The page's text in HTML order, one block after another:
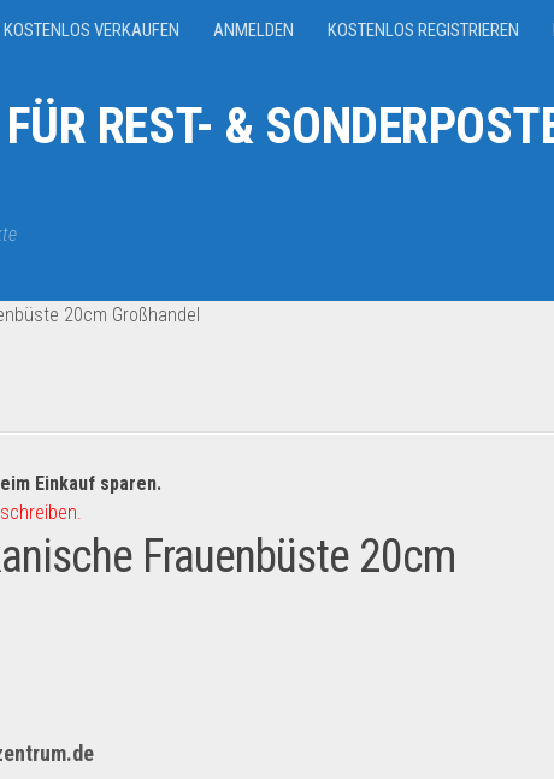
KOSTENLOS VERKAUFEN ANMELDEN KOSTENLOS REGISTRIEREN
REST- &
20cm Großhandel
Einkauf sparen.
Frauenbüste 20cm